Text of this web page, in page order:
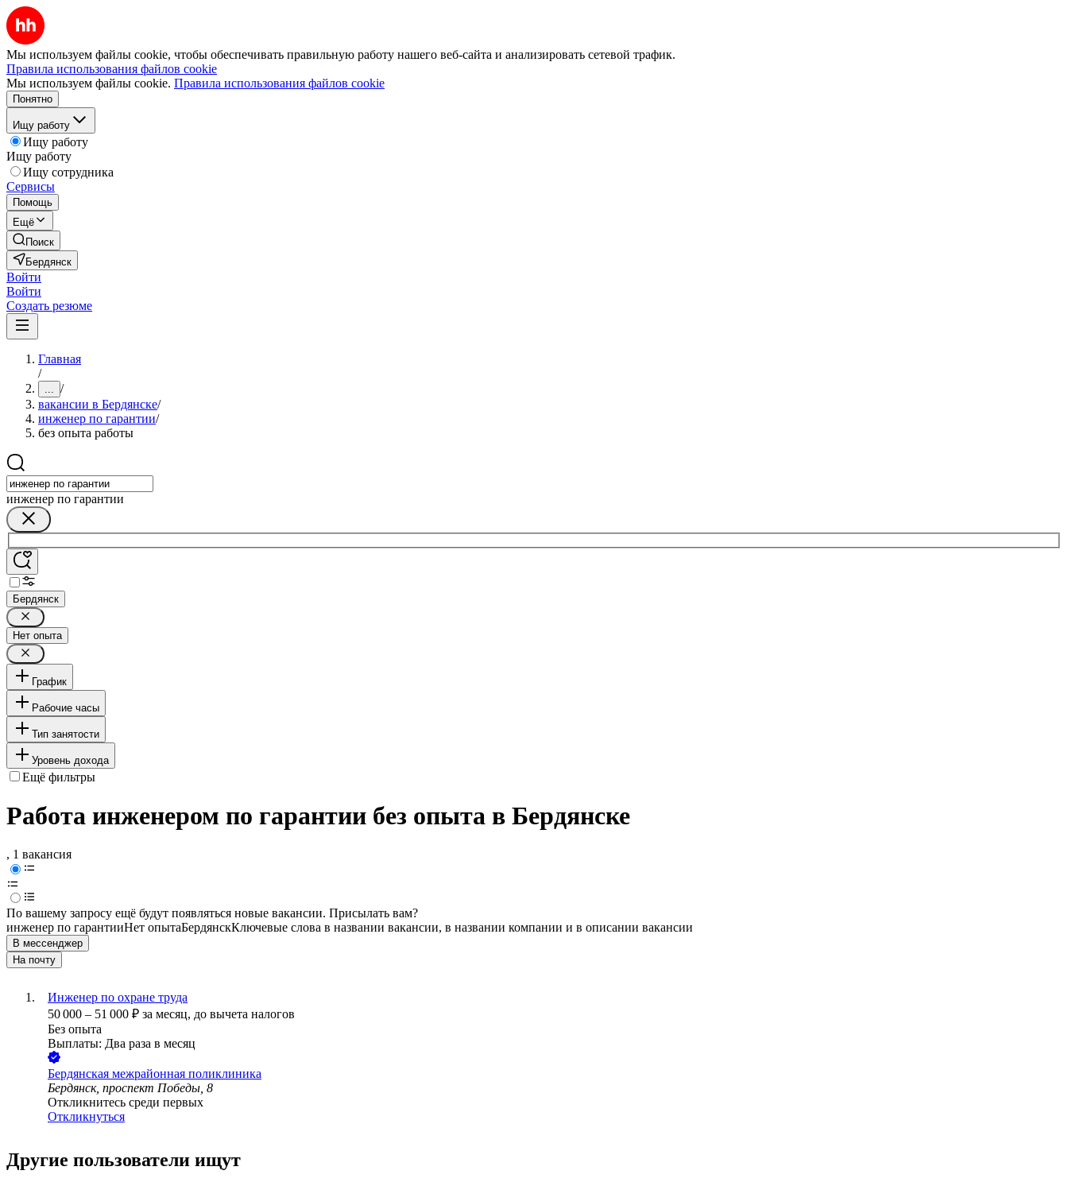
Мы используем файлы cookie, чтобы обеспечивать правильную работу нашего веб-сайта и анализировать сетевой трафик.
Правила использования файлов cookie
Мы используем файлы cookie. Правила использования файлов cookie
Понятно
Ищу работу
Ищу работу
Ищу работу
Ищу сотрудника
Сервисы
Помощь
Ещё
Поиск
Бердянск
Войти
Войти
Создать резюме
Главная
/
... /
вакансии в Бердянске/
инженер по гарантии/
без опыта работы
инженер по гарантии
Бердянск
Нет опыта
График
Рабочие часы
Тип занятости
Уровень дохода
Ещё фильтры
Работа инженером по гарантии без опыта в Бердянске
, 1 вакансия
По вашему запросу ещё будут появляться новые вакансии. Присылать вам?
инженер по гарантииНет опытаБердянскКлючевые слова в названии вакансии, в названии компании и в описании вакансии
В мессенджер
На почту
Инженер по охране труда
50 000 – 51 000 ₽ за месяц, до вычета налогов
Без опыта
Выплаты: Два раза в месяц
Бердянская межрайонная поликлиника
Бердянск, проспект Победы, 8
Откликнитесь среди первых
Откликнуться
Другие пользователи ищут